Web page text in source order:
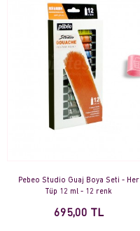
Pebeo Studio Guaj Boya Seti - Her
Tüp 12 ml - 12 renk
695,00 TL